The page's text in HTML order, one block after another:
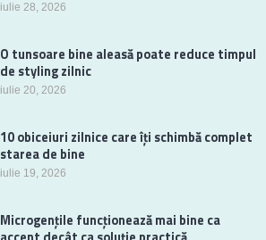
iulie 28, 2026
O tunsoare bine aleasă poate reduce timpul
de styling zilnic
iulie 20, 2026
10 obiceiuri zilnice care îți schimbă complet
starea de bine
iulie 19, 2026
Microgențile funcționează mai bine ca